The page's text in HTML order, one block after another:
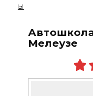
Мелеузе